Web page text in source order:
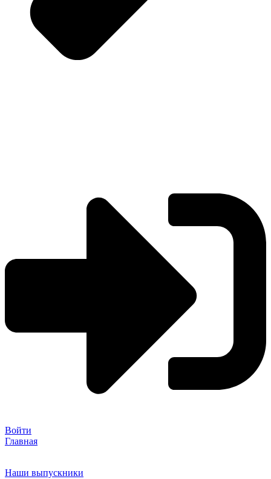
Войти
Главная
Наши выпускники